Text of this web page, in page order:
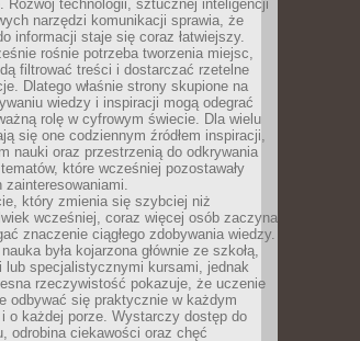
Rozwój technologii, sztucznej inteligencji
narzędzi komunikacji sprawia, że
informacji staje się coraz łatwiejszy.
rośnie potrzeba tworzenia miejsc,
filtrować treści i dostarczać rzetelne
Dlatego właśnie strony skupione na
wiedzy i inspiracji mogą odegrać
rolę w cyfrowym świecie. Dla wielu
się one codziennym źródłem inspiracji,
nauki oraz przestrzenią do odkrywania
które wcześniej pozostawały
zainteresowaniami.
który zmienia się szybciej niż
wcześniej, coraz więcej osób zaczyna
znaczenie ciągłego zdobywania wiedzy.
była kojarzona głównie ze szkołą,
lub specjalistycznymi kursami, jednak
rzeczywistość pokazuje, że uczenie
odbywać się praktycznie w każdym
o każdej porze. Wystarczy dostęp do
odrobina ciekawości oraz chęć